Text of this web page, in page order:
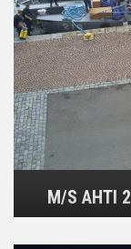
M/S AHTI